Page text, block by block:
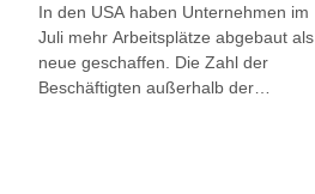
In den USA haben Unternehmen im
Juli mehr Arbeitsplätze abgebaut als
neue geschaffen. Die Zahl der
Beschäftigten außerhalb der